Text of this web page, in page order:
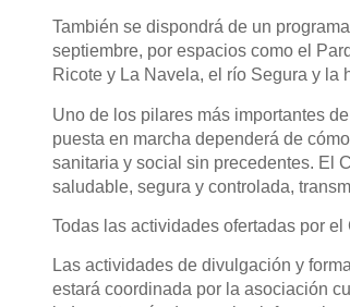
También se dispondrá de un
septiembre, por espacios como el
Ricote y La Navela, el río Segura y la
Uno de los pilares más importantes
puesta en marcha dependerá de
sanitaria y social sin precedentes. El
saludable, segura y controlada,
Todas las actividades ofertadas por
Las actividades de divulgación y
estará coordinada por la asociación